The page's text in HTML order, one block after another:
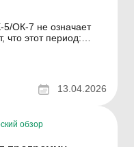
5/ОК-7 не означает
что этот период:
см. ниже.
до 1992 года?
13.04.2026
обзор